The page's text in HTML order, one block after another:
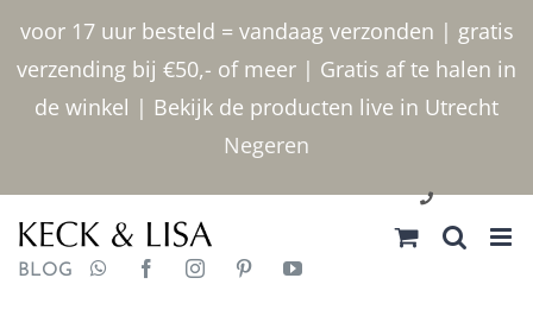
voor 17 uur besteld = vandaag verzonden | gratis
verzending bij €50,- of meer | Gratis af te halen in
de winkel | Bekijk de producten live in Utrecht
Negeren
inhoud
030 2400000
BLOG